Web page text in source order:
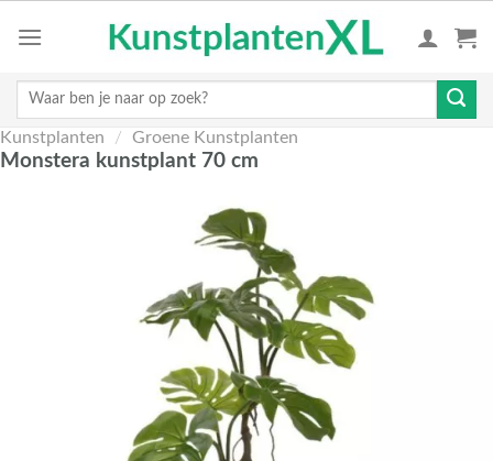
Zoeken
Kunstplanten / Groene Kunstplanten
Monstera kunstplant 70 cm